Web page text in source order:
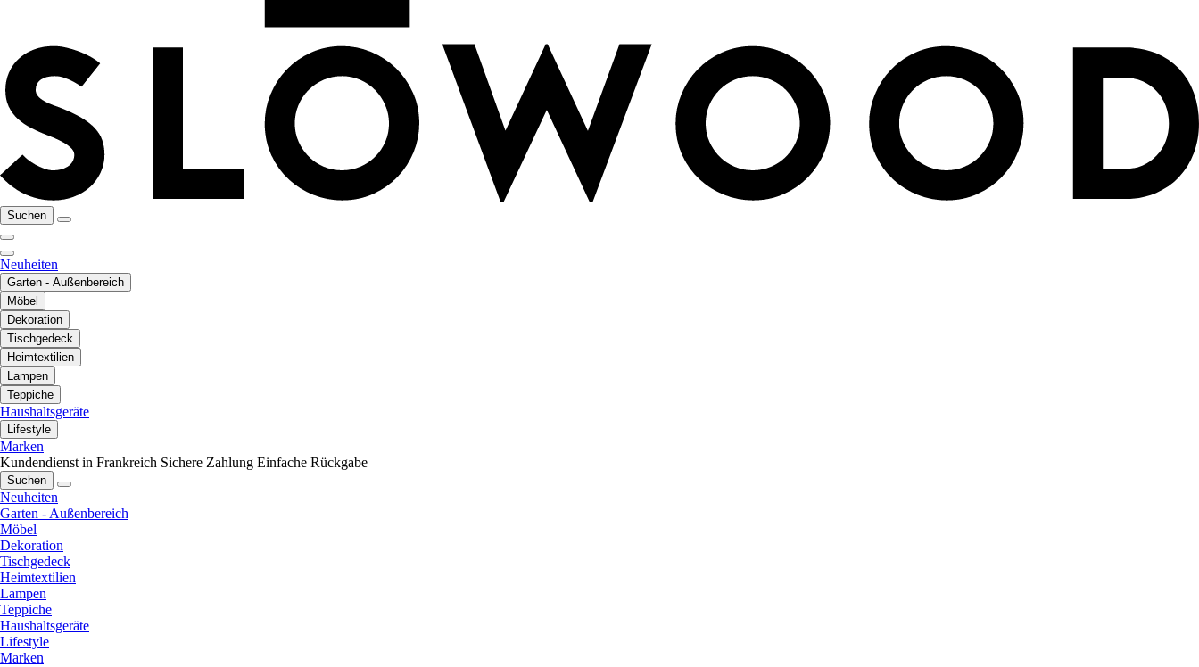
Suchen
Neuheiten
Garten - Außenbereich
Möbel
Dekoration
Tischgedeck
Heimtextilien
Lampen
Teppiche
Haushaltsgeräte
Lifestyle
Marken
Kundendienst in Frankreich Sichere Zahlung Einfache Rückgabe
Suchen
Neuheiten
Garten - Außenbereich
Möbel
Dekoration
Tischgedeck
Heimtextilien
Lampen
Teppiche
Haushaltsgeräte
Lifestyle
Marken